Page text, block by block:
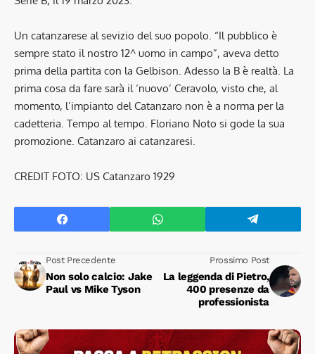
Un catanzarese al sevizio del suo popolo. “Il pubblico è
sempre stato il nostro 12^ uomo in campo”, aveva detto
prima della partita con la Gelbison. Adesso la B è realtà. La
prima cosa da fare sarà il ‘nuovo’ Ceravolo, visto che, al
momento, l’impianto del Catanzaro non è a norma per la
cadetteria. Tempo al tempo. Floriano Noto si gode la sua
promozione. Catanzaro ai catanzaresi.
CREDIT FOTO: US Catanzaro 1929
Post Precedente
Non solo calcio: Jake
Paul vs Mike Tyson
Prossimo Post
La leggenda di Pietro,
400 presenze da
professionista